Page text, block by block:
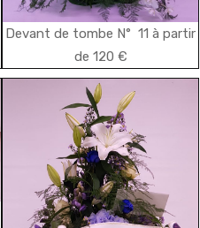
Devant de tombe N° 11 à partir
de 120 €